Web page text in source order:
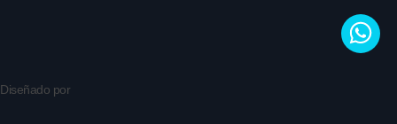
Diseñado por